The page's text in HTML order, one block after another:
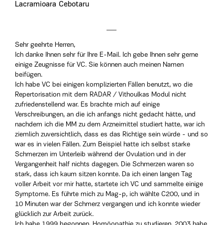
Lacramioara Cebotaru
Sehr geehrte Herren,
Ich danke Ihnen sehr für Ihre E-Mail. Ich gebe Ihnen sehr gerne
einige Zeugnisse für VC. Sie können auch meinen Namen
beifügen.
Ich habe VC bei einigen komplizierten Fällen benutzt, wo die
Repertorisation mit dem RADAR / Vithoulkas Modul nicht
zufriedenstellend war. Es brachte mich auf einige
Verschreibungen, an die ich anfangs nicht gedacht hätte, und
nachdem ich die MM zu dem Arzneimittel studiert hatte, war ich
ziemlich zuversichtlich, dass es das Richtige sein würde - und so
war es in vielen Fällen. Zum Beispiel hatte ich selbst starke
Schmerzen im Unterleib während der Ovulation und in der
Vergangenheit half nichts dagegen. Die Schmerzen waren so
stark, dass ich kaum sitzen konnte. Da ich einen langen Tag
voller Arbeit vor mir hatte, startete ich VC und sammelte einige
Symptome. Es führte mich zu Mag-p, ich wählte C200, und in
10 Minuten war der Schmerz vergangen und ich konnte wieder
glücklich zur Arbeit zurück.